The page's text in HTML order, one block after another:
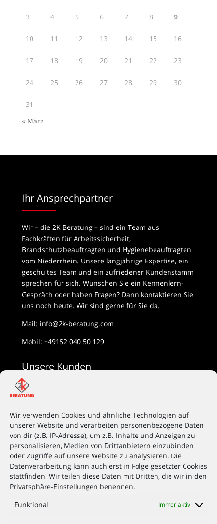
Wir verwenden Cookies und ähnliche Technologien auf
unserer Website und verarbeiten personenbezogene Daten
von dir (z.B. IP-Adresse), um z.B. Inhalte und Anzeigen zu
personalisieren, Medien von Drittanbietern einzubinden
oder Zugriffe auf unsere Website zu analysieren. Die
Datenverarbeitung kann auch erst in Folge gesetzter Cookies
stattfinden. Wir teilen diese Daten mit Dritten, die wir in den
Privatsphäre-Einstellungen benennen.
Funktional
Immer aktiv
3 4 5 6 7 8 9
10 11 12 13 14 15 16
17 18 19 20 21 22 23
24 25 26 27 28 29 30
31
« März
Ihr Ansprechpartner
Wir – die 2K Beratung – sind ein Team aus
Fachkräften für Arbeitssicherheit,
Brandschutzbeauftragten und Hygienebeauftragten
vom Niederrhein. Unsere langjährige Expertise, ein
geschultes Team und ein zufriedener Kundenstamm
sprechen für sich. Wünschen Sie ein Kennenlern-
Gespräch oder haben Fragen? Dann kontaktieren Sie
uns noch heute. Wir sind gerne für Sie da.
Mail: info@2k-beratung.com
Mobil: +49152 040 50 129
Unsere Kunden
Unsere Kunden sind vorallem mittelständische
Stahlbau, Gartenbau, Handwerk und in der
Landwirtschaft konnten wir uns in den letzten Jahren
am Niederrhein einen guten Namen machen.
Zu unseren überregionalen Kunden gehören
vorallem Berufsverbände, Autohäuser,
Hilfsorganisationen, Pflegeeinrichtungen und
Einzelhandelsketten, die wir im Arbeitsschutz und
Brandschutz beraten.